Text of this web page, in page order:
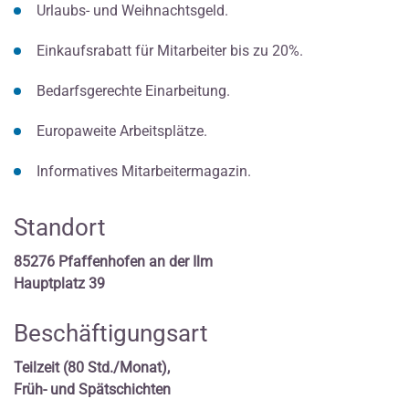
Urlaubs- und Weihnachtsgeld.
Einkaufsrabatt für Mitarbeiter bis zu 20%.
Bedarfsgerechte Einarbeitung.
Europaweite Arbeitsplätze.
Informatives Mitarbeitermagazin.
Standort
85276 Pfaffenhofen an der Ilm
Hauptplatz 39
Beschäftigungsart
Teilzeit (80 Std./Monat),
Früh- und Spätschichten